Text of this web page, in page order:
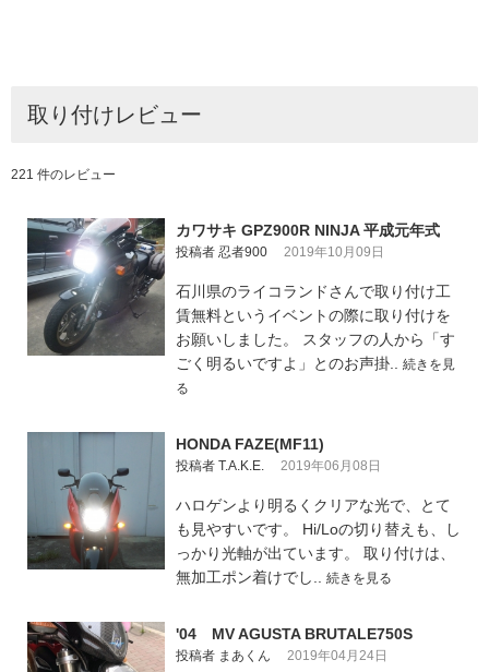
取り付けレビュー
221 件のレビュー
カワサキ GPZ900R NINJA 平成元年式
投稿者 忍者900 2019年10月09日
石川県のライコランドさんで取り付け工
賃無料というイベントの際に取り付けを
お願いしました。 スタッフの人から「す
ごく明るいですよ」とのお声掛.. 続きを見
る
HONDA FAZE(MF11)
投稿者 T.A.K.E. 2019年06月08日
ハロゲンより明るくクリアな光で、とて
も見やすいです。 Hi/Loの切り替えも、し
っかり光軸が出ています。 取り付けは、
無加工ポン着けでし.. 続きを見る
'04 MV AGUSTA BRUTALE750S
投稿者 まあくん 2019年04月24日